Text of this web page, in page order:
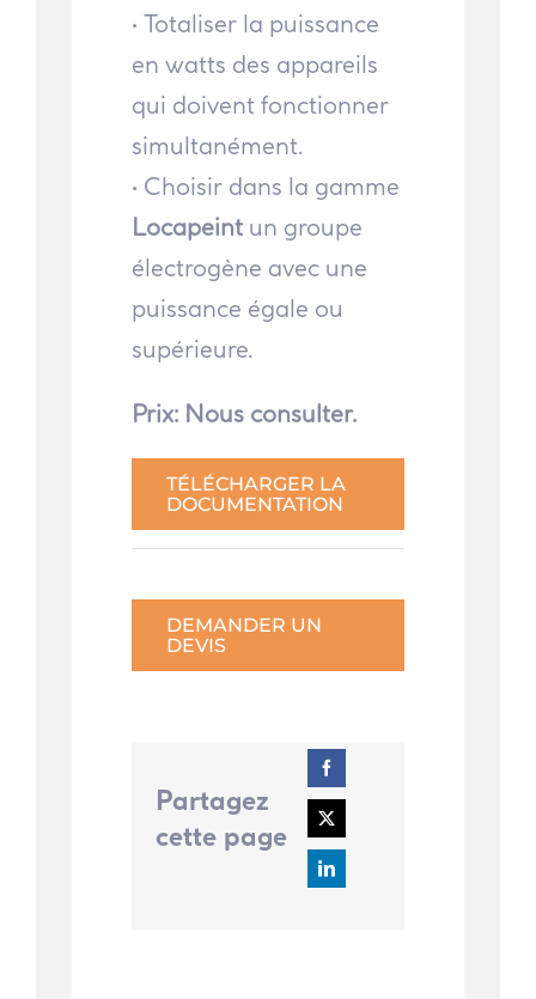
• Totaliser la puissance
en watts des appareils
qui doivent fonctionner
simultanément.
• Choisir dans la gamme
Locapeint un groupe
électrogène avec une
puissance égale ou
supérieure.
Prix: Nous consulter.
TÉLÉCHARGER LA
DOCUMENTATION
DEMANDER UN
DEVIS
Partagez
cette page